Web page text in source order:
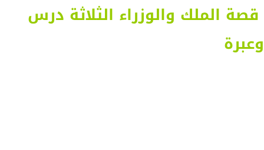
قصة الملك والوزراء الثلاثة درس
وعبرة